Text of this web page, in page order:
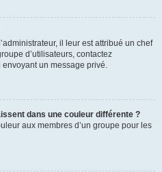
il leur est attribué un chef
d’utilisateurs, contactez
envoyant un message privé.
dans une couleur différente ?
aux membres d’un groupe pour les